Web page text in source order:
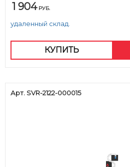
1 904 РУБ.
удаленный склад.
КУПИТЬ
Арт. SVR-2122-000015